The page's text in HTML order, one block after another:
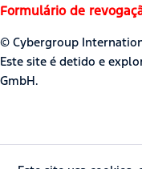
Formulário de
© Cybergroup
Este site é detido e
GmbH.